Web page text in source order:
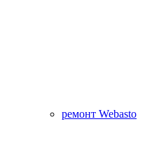
ремонт Webasto